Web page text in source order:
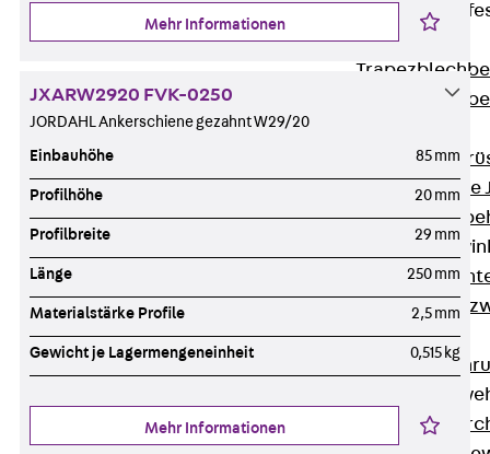
Zurück
Zurück
Gerüstschuhe
Zurück
Bewehrung
Zurück
Mehr Informationen
JXARW2920 FVK-0250
JORDAHL Ankerschiene gezahnt W29/20
Einbauhöhe 85 mm
Profilhöhe 20 mm
Profilbreite 29 mm
Länge 250 mm
Materialstärke Profile 2,5 mm
Gewicht je Lagermengeneinheit 0,515 kg
Mehr Informationen